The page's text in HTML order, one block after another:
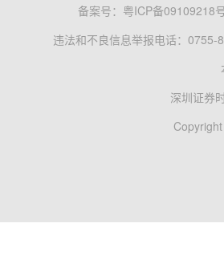
备案号： 粤ICP备09109218
违法和不良信息举报电话：0755-
深圳证券